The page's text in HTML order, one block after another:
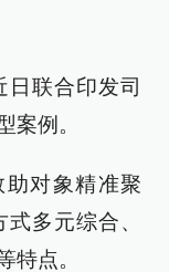
联合印发司
案例。
对象精准聚
多元综合、
特点。